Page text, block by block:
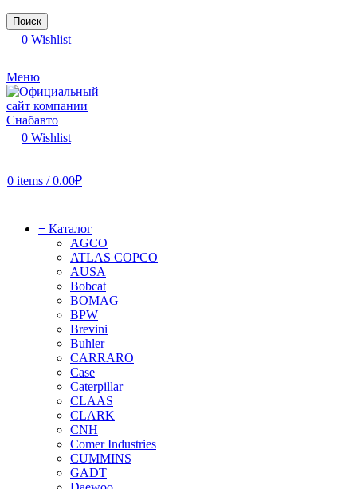
Поиск
0 Wishlist
Меню
0 Wishlist
0 items / 0.00₽
≡ Каталог
AGCO
ATLAS COPCO
AUSA
Bobcat
BOMAG
BPW
Brevini
Buhler
CARRARO
Case
Caterpillar
CLAAS
CLARK
CNH
Comer Industries
CUMMINS
GADT